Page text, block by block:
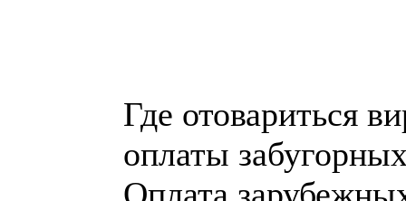
Где отовариться
оплаты